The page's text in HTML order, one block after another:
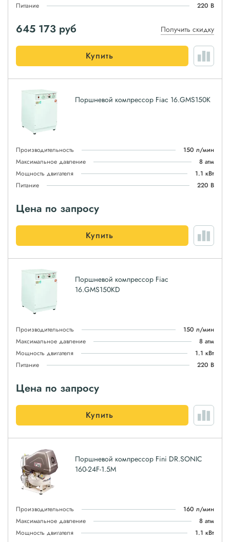
Питание
220 В
645 173 руб Получить скидку
Купить
Поршневой компрессор Fiac 16.GMS150K
Производительность
150 л/мин
Максимальное давление
8 атм
Мощность двигателя
1.1 кВт
Питание
220 В
Цена по запросу
Купить
Поршневой компрессор Fiac
16.GMS150KD
Производительность
150 л/мин
Максимальное давление
8 атм
Мощность двигателя
1.1 кВт
Питание
220 В
Цена по запросу
Купить
Поршневой компрессор Fini DR.SONIC
160-24F-1.5M
Производительность
160 л/мин
Максимальное давление
8 атм
Мощность двигателя
1.1 кВт